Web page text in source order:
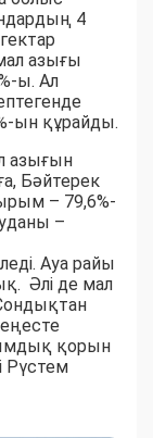
4
азығы
ы. Ал
ын құрайды.
азығын
Бәйтерек
– 79,6%-
–
Ауа райы
Әлі де мал
қорын
Рүстем